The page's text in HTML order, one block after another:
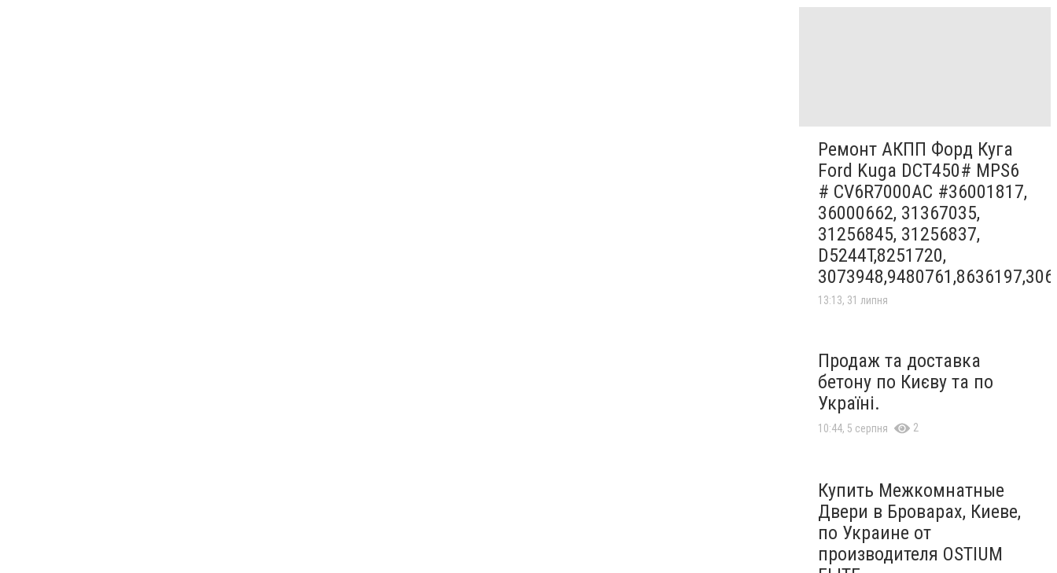
Ремонт АКПП Форд Куга
Ford Kuga DCT450# MPS6
# CV6R7000AC #36001817,
36000662, 31367035,
31256845, 31256837,
D5244T,8251720,
13:13, 31 липня
Продаж та доставка
бетону по Києву та по
Україні.
10:44, 5 серпня 2
Купить Межкомнатные
Двери в Броварах, Киеве,
по Украине от
производителя OSTIUM